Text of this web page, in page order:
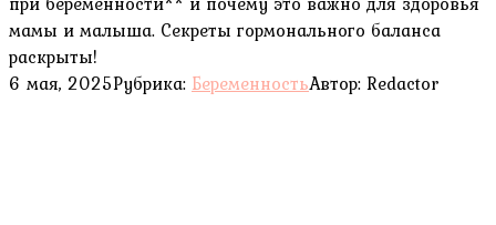
мамы и малыша. Секреты гормонального баланса
раскрыты!
6 мая, 2025Рубрика: БеременностьАвтор: Redactor